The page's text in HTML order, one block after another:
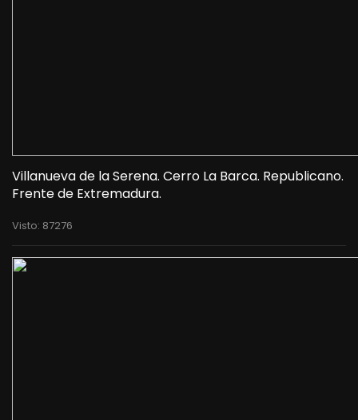
Villanueva de la Serena. Cerro La Barca. Republicano.
Frente de Extremadura.
Visto: 87276